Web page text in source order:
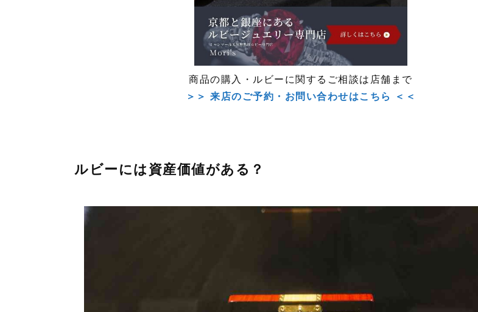
商品の購入・ルビーに関するご相談は店舗まで
＞＞ 来店のご予約・お問い合わせはこちら ＜＜
ルビーには資産価値がある？